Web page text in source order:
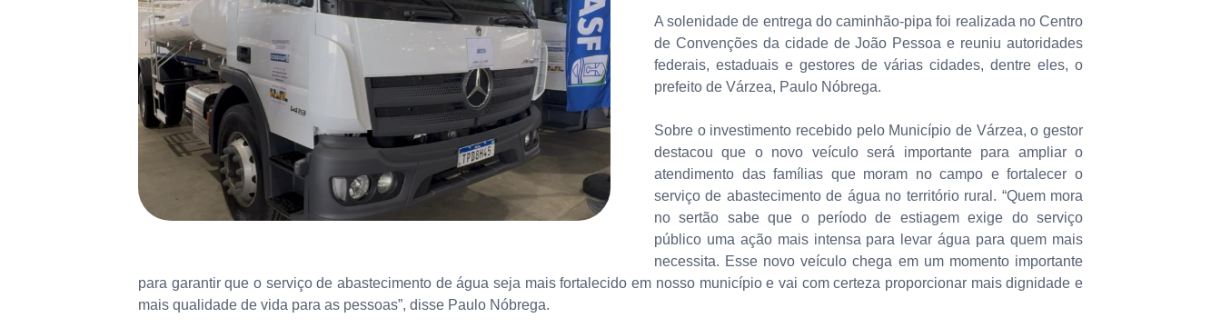
A solenidade de entrega do caminhão-pipa foi realizada no Centro
de Convenções da cidade de João Pessoa e reuniu autoridades
federais, estaduais e gestores de várias cidades, dentre eles, o
prefeito de Várzea, Paulo Nóbrega.
Sobre o investimento recebido pelo Município de Várzea, o gestor
destacou que o novo veículo será importante para ampliar o
atendimento das famílias que moram no campo e fortalecer o
serviço de abastecimento de água no território rural. “Quem mora
no sertão sabe que o período de estiagem exige do serviço
público uma ação mais intensa para levar água para quem mais
necessita. Esse novo veículo chega em um momento importante
para garantir que o serviço de abastecimento de água seja mais fortalecido em nosso município e vai com certeza proporcionar mais dignidade e
mais qualidade de vida para as pessoas”, disse Paulo Nóbrega.